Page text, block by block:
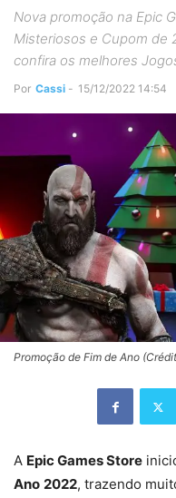
Nova promoção na Epic
Misteriosos e Cupom de
confira os melhores
Por Cassi - 15/12/2022 14:54
Promoção de Fim de Ano
A Epic Games Store
Ano 2022, trazendo